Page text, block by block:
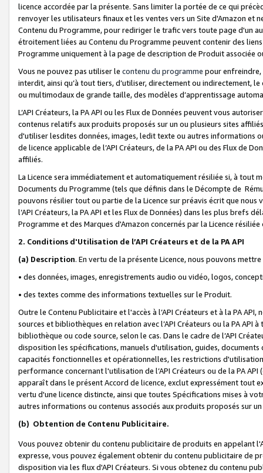
licence accordée par la présente. Sans limiter la portée de ce qui
renvoyer les utilisateurs finaux et les ventes vers un Site d'Amazon et
Contenu du Programme, pour rediriger le trafic vers toute page d'un
étroitement liées au Contenu du Programme peuvent contenir des
Programme uniquement à la page de description de Produit associée
Vous ne pouvez pas utiliser le contenu du programme pour
interdit, ainsi qu’à tout tiers, d’utiliser, directement ou indirectement,
ou multimodaux de grande taille, des modèles d’apprentissage
L’API Créateurs, la PA API ou les Flux de Données peuvent vous
contenus relatifs aux produits proposés sur un ou plusieurs sites
d'utiliser lesdites données, images, ledit texte ou autres informations
de licence applicable de l’API Créateurs, de la PA API ou des Flux de
affiliés.
La Licence sera immédiatement et automatiquement résiliée si, à
Documents du Programme (tels que définis dans le Décompte de
pouvons résilier tout ou partie de la Licence sur préavis écrit que
l’API Créateurs, la PA API et les Flux de Données) dans les plus
Programme et des Marques d'Amazon concernés par la Licence
2. Conditions d'Utilisation de l’API Créateurs et de la PA API
(a) Description. En vertu de la présente Licence, nous pouvons
• des données, images, enregistrements audio ou vidéo, logos,
• des textes comme des informations textuelles sur le Produit.
Outre le Contenu Publicitaire et l'accès à l’API Créateurs et à la PA
sources et bibliothèques en relation avec l’API Créateurs ou la PA
bibliothèque ou code source, selon le cas. Dans le cadre de l’API
disposition les spécifications, manuels d'utilisation, guides,
capacités fonctionnelles et opérationnelles, les restrictions
performance concernant l'utilisation de l’API Créateurs ou de la PA
apparaît dans le présent Accord de licence, exclut expressément tout
vertu d'une licence distincte, ainsi que toutes Spécifications mises à
autres informations ou contenus associés aux produits proposés sur
(b) Obtention de Contenu Publicitaire.
Vous pouvez obtenir du contenu publicitaire de produits en appelant
expresse, vous pouvez également obtenir du contenu publicitaire de
disposition via les flux d'API Créateurs. Si vous obtenez du contenu